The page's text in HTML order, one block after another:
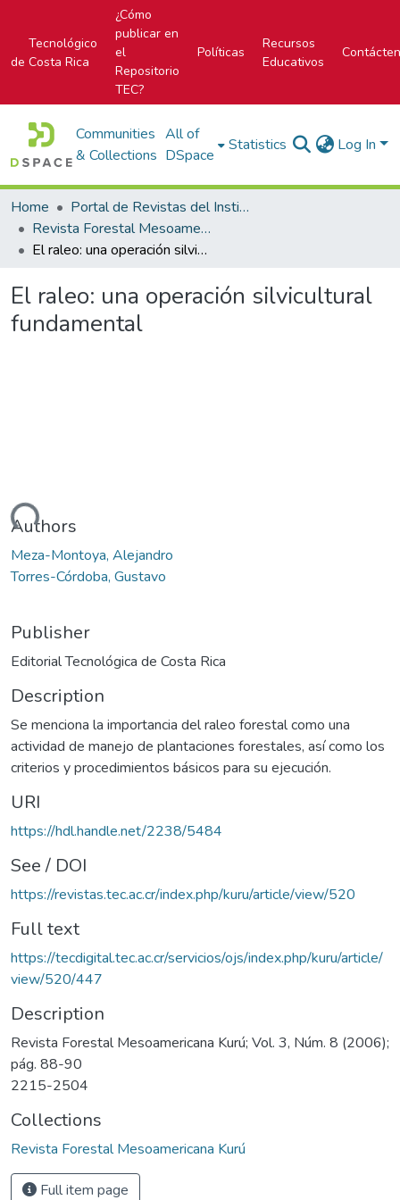
Tecnológico
de Costa Rica
¿Cómo
publicar en
el
Repositorio
TEC?
Políticas
Recursos
Educativos
Communities
& Collections
All of
DSpace
Statistics Log In
Home
Portal de Revistas del Instituto Tecnológico de Costa Rica
Revista Forestal Mesoamericana Kurú
El raleo: una operación silvicultural fundamental
El raleo: una operación silvicultural
fundamental
Authors
Meza-Montoya, Alejandro
Torres-Córdoba, Gustavo
Publisher
Editorial Tecnológica de Costa Rica
Description
Se menciona la importancia del raleo forestal como una
actividad de manejo de plantaciones forestales, así como los
criterios y procedimientos básicos para su ejecución.
URI
https://hdl.handle.net/2238/5484
See / DOI
https://revistas.tec.ac.cr/index.php/kuru/article/view/520
Full text
https://tecdigital.tec.ac.cr/servicios/ojs/index.php/kuru/article/
view/520/447
Description
Revista Forestal Mesoamericana Kurú; Vol. 3, Núm. 8 (2006);
pág. 88-90
2215-2504
Collections
Revista Forestal Mesoamericana Kurú
Full item page